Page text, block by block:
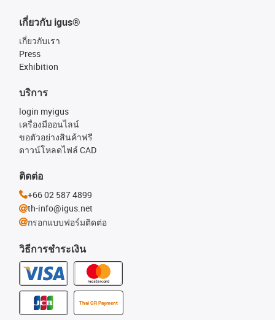
เกี่ยวกับ igus®
เกี่ยวกับเรา
Press
Exhibition
วิธีการชำระเงิน
Thai QR Payment
บริการ
login myigus
เครื่องมืออนไลน์
ขอตัวอย่างสินค้าฟรี
ดาวน์โหลดไฟล์ CAD
ติดต่อ
+66 02 587 4899
th-info@igus.net
กรอกแบบฟอร์มติดต่อ